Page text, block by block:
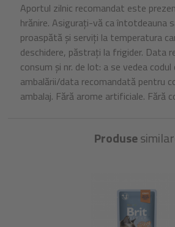
Aportul zilnic recomandat este
hrănire. Asigurați-vă ca întotdeauna
proaspătă și serviți la temperatura
deschidere, păstrați la frigider. Data
consum și nr. de lot: a se vedea
ambalării/data recomandată pentru
ambalaj. Fără arome artificiale. Fără
Produse